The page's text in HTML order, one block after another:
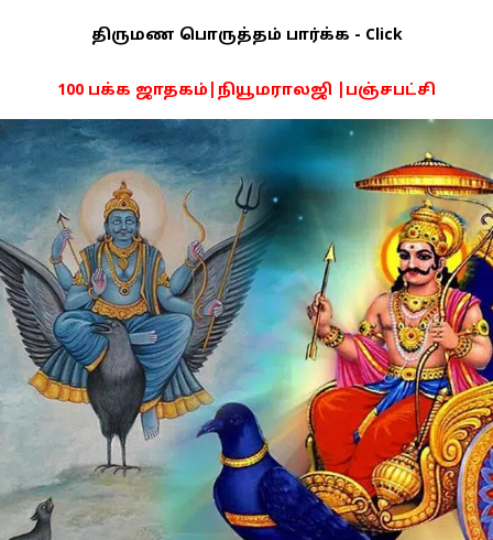
திருமண பொருத்தம் பார்க்க - Click
100 பக்க ஜாதகம்|நியூமராலஜி |பஞ்சபட்சி
PDF -72மட்டும் -Click